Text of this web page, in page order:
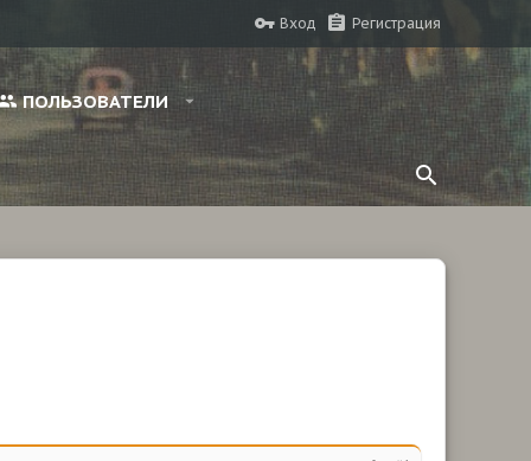
Вход Регистрация
ПОЛЬЗОВАТЕЛИ